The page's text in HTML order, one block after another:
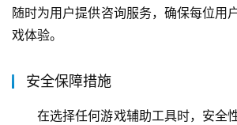
随时为用户提供咨询服务，确保每位用
戏体验。
安全保障措施
在选择任何游戏辅助工具时，安全